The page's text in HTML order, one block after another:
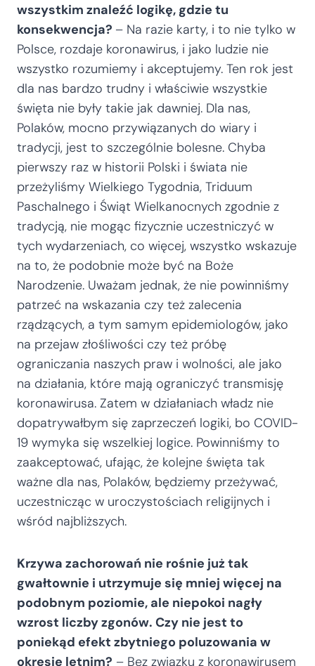
wszystkim znaleźć logikę, gdzie tu
konsekwencja? – Na razie karty, i to nie tylko w
Polsce, rozdaje koronawirus, i jako ludzie nie
wszystko rozumiemy i akceptujemy. Ten rok jest
dla nas bardzo trudny i właściwie wszystkie
święta nie były takie jak dawniej. Dla nas,
Polaków, mocno przywiązanych do wiary i
tradycji, jest to szczególnie bolesne. Chyba
pierwszy raz w historii Polski i świata nie
przeżyliśmy Wielkiego Tygodnia, Triduum
Paschalnego i Świąt Wielkanocnych zgodnie z
tradycją, nie mogąc fizycznie uczestniczyć w
tych wydarzeniach, co więcej, wszystko wskazuje
na to, że podobnie może być na Boże
Narodzenie. Uważam jednak, że nie powinniśmy
patrzeć na wskazania czy też zalecenia
rządzących, a tym samym epidemiologów, jako
na przejaw złośliwości czy też próbę
ograniczania naszych praw i wolności, ale jako
na działania, które mają ograniczyć transmisję
koronawirusa. Zatem w działaniach władz nie
dopatrywałbym się zaprzeczeń logiki, bo COVID-
19 wymyka się wszelkiej logice. Powinniśmy to
zaakceptować, ufając, że kolejne święta tak
ważne dla nas, Polaków, będziemy przeżywać,
uczestnicząc w uroczystościach religijnych i
wśród najbliższych.
Krzywa zachorowań nie rośnie już tak
gwałtownie i utrzymuje się mniej więcej na
podobnym poziomie, ale niepokoi nagły
wzrost liczby zgonów. Czy nie jest to
poniekąd efekt zbytniego poluzowania w
okresie letnim? – Bez związku z koronawirusem